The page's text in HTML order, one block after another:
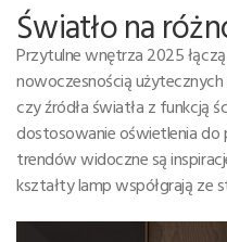
Światło na
Przytulne wnętrza 2025
nowoczesnością
czy źródła światła z funkcją
dostosowanie oświetlenia
trendów widoczne są
kształty lamp współgrają ze